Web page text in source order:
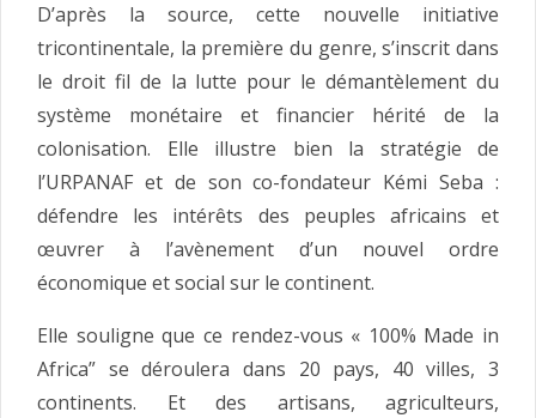
D’après la source, cette nouvelle initiative
tricontinentale, la première du genre, s’inscrit dans
le droit fil de la lutte pour le démantèlement du
système monétaire et financier hérité de la
colonisation. Elle illustre bien la stratégie de
l’URPANAF et de son co-fondateur Kémi Seba :
défendre les intérêts des peuples africains et
œuvrer à l’avènement d’un nouvel ordre
économique et social sur le continent.
Elle souligne que ce rendez-vous « 100% Made in
Africa” se déroulera dans 20 pays, 40 villes, 3
continents. Et des artisans, agriculteurs,